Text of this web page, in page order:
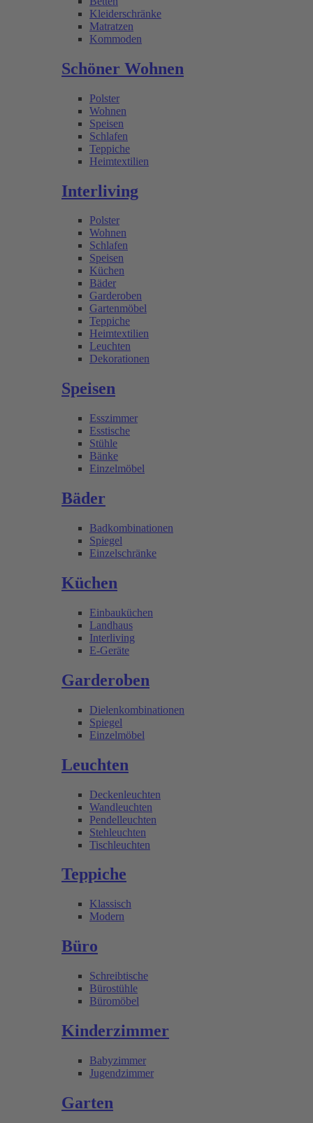
Kleiderschränke
Matratzen
Kommoden
Schöner Wohnen
Polster
Wohnen
Speisen
Schlafen
Teppiche
Heimtextilien
Interliving
Polster
Wohnen
Schlafen
Speisen
Küchen
Bäder
Garderoben
Gartenmöbel
Teppiche
Heimtextilien
Leuchten
Dekorationen
Speisen
Esszimmer
Esstische
Stühle
Bänke
Einzelmöbel
Bäder
Badkombinationen
Spiegel
Einzelschränke
Küchen
Einbauküchen
Landhaus
Interliving
E-Geräte
Garderoben
Dielenkombinationen
Spiegel
Einzelmöbel
Leuchten
Deckenleuchten
Wandleuchten
Pendelleuchten
Stehleuchten
Tischleuchten
Teppiche
Klassisch
Modern
Büro
Schreibtische
Bürostühle
Büromöbel
Kinderzimmer
Babyzimmer
Jugendzimmer
Garten